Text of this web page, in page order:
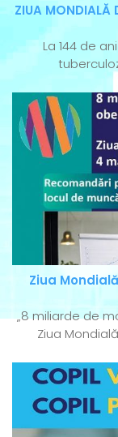
ZIUA MONDIALĂ
La 144 de
Ziua
„8 miliarde de
Ziua